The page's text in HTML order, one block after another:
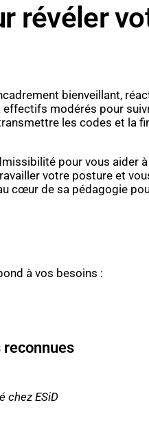
révéler
bienveillant,
modérés pour
les codes et la
pour vous aider
votre posture et
cœur de sa pédagogie
à vos besoins :
chez ESiD